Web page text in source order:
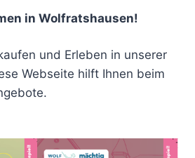
in Wolfratshausen!
und Erleben in unserer
Webseite hilft Ihnen beim